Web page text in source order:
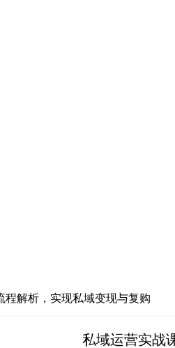
解析，实现私域变现与复购
私域运营实战